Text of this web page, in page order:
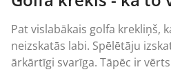
Pat vislabākais golfa krekliņš,
neizskatās labi. Spēlētāju
ārkārtīgi svarīga. Tāpēc ir